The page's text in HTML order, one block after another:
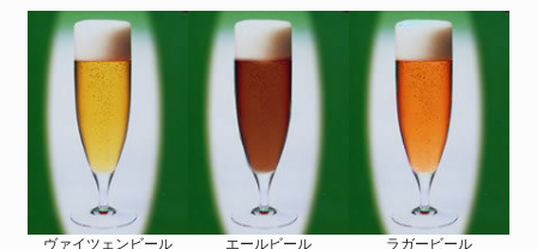
ヴァイツェンビール エールビール ラガービール